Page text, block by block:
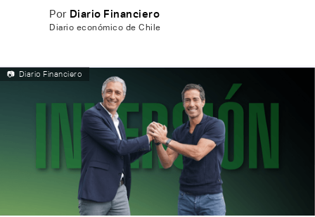
Por Diario Financiero
Diario económico de Chile
📷 Diario Financiero